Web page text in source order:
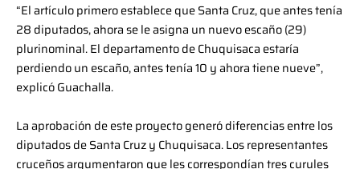
“El artículo primero establece que Santa Cruz, que antes tenía
28 diputados, ahora se le asigna un nuevo escaño (29)
plurinominal. El departamento de Chuquisaca estaría
perdiendo un escaño, antes tenía 10 y ahora tiene nueve”,
explicó Guachalla.
La aprobación de este proyecto generó diferencias entre los
diputados de Santa Cruz y Chuquisaca. Los representantes
cruceños argumentaron que les correspondían tres curules